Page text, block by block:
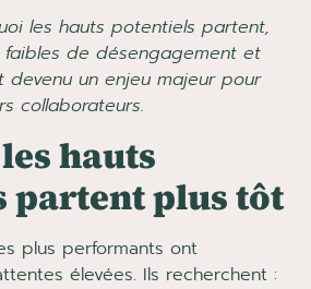
les hauts potentiels partent,
de désengagement et
un enjeu majeur pour
collaborateurs.
hauts
partent plus tôt
plus performants ont
élevées. Ils recherchent :